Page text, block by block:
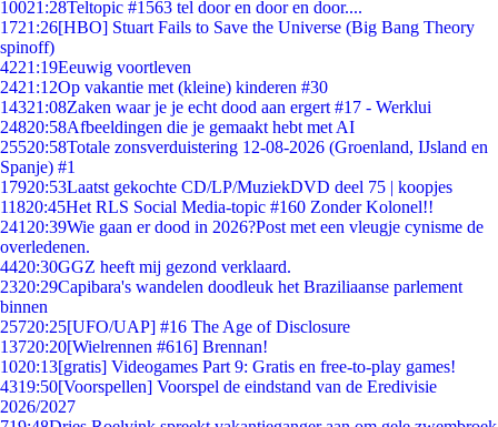
10021:28Teltopic #1563 tel door en door en door....
1721:26[HBO] Stuart Fails to Save the Universe (Big Bang Theory
spinoff)
4221:19Eeuwig voortleven
2421:12Op vakantie met (kleine) kinderen #30
14321:08Zaken waar je je echt dood aan ergert #17 - Werklui
24820:58Afbeeldingen die je gemaakt hebt met AI
25520:58Totale zonsverduistering 12-08-2026 (Groenland, IJsland en
Spanje) #1
17920:53Laatst gekochte CD/LP/MuziekDVD deel 75 | koopjes
11820:45Het RLS Social Media-topic #160 Zonder Kolonel!!
241 20:39Wie gaan er dood in 2026?Post met een vleugje cynisme de
overledenen.
4420:30GGZ heeft mij gezond verklaard.
2320:29Capibara's wandelen doodleuk het Braziliaanse parlement
binnen
25720:25[UFO/UAP] #16 The Age of Disclosure
13720:20[Wielrennen #616] Brennan!
1020:13[gratis] Videogames Part 9: Gratis en free-to-play games!
4319:50[Voorspellen] Voorspel de eindstand van de Eredivisie
2026/2027